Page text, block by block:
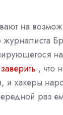
на
журналиста
заверить , что
и хакеры
раз